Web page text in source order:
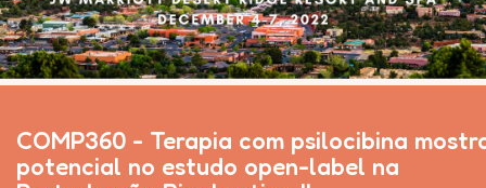
COMP360 - Terapia com psilocibina
potencial no estudo open-label na